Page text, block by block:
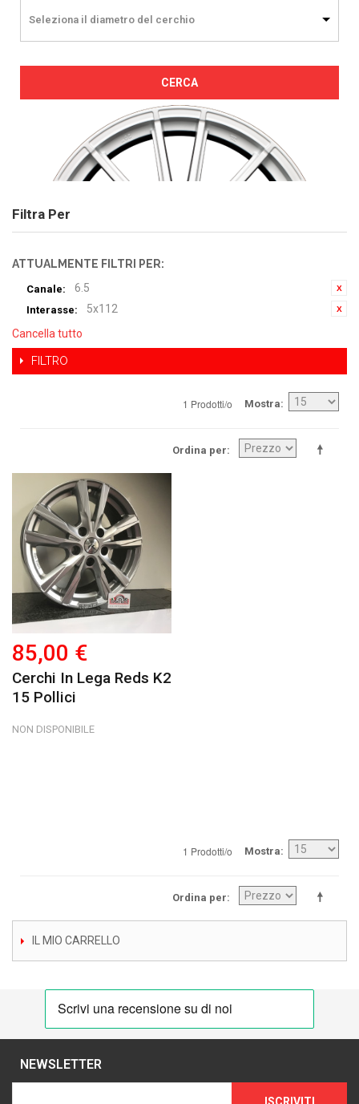
Seleziona il diametro del cerchio
CERCA
Filtra Per
ATTUALMENTE FILTRI PER:
Canale: 6.5
Interasse:
5x112
Cancella tutto
FILTRO
1 Prodotti/o Mostra
Ordina per
85,00 €
Cerchi In Lega Reds K2
15 Pollici
NON DISPONIBILE
1 Prodotti/o Mostra
Ordina per
IL MIO CARRELLO
NEWSLETTER
ISCRIVITI